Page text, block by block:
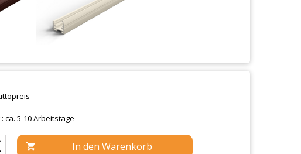
ca. 5-10 Arbeitstage
 In den Warenkorb